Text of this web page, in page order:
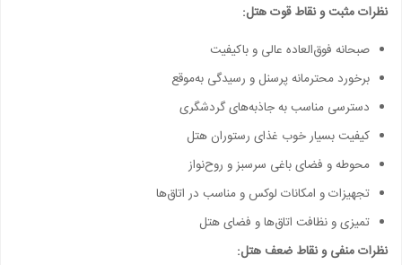
نظرات مثبت و نقاط قوت هتل:
صبحانه فوق‌العاده عالی و باکیفیت
برخورد محترمانه پرسنل و رسیدگی به‌موقع
دسترسی مناسب به جاذبه‌های گردشگری
کیفیت بسیار خوب غذای رستوران هتل
محوطه و فضای باغی سرسبز و روح‌نواز
تجهیزات و امکانات لوکس و مناسب در اتاق‌ها
تمیزی و نظافت اتاق‌ها و فضای هتل
نظرات منفی و نقاط ضعف هتل: